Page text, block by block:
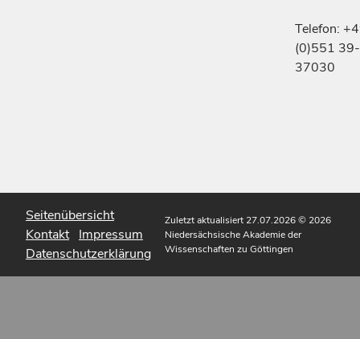
Telefon:
(0)551 39-
37030
Seitenübersicht
Kontakt Impressum
Datenschutzerklärung
Zuletzt aktualisiert 27.07.2026© 2026
Niedersächsische Akademie der
Wissenschaften zu Göttingen